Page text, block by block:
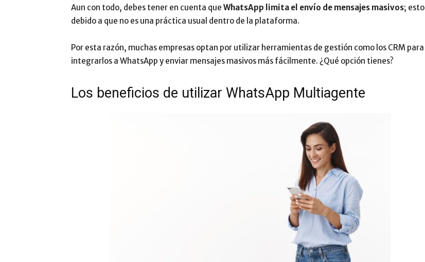
Aun con todo, debes tener en cuenta que WhatsApp limita el envío de mensajes masivos; esto
debido a que no es una práctica usual dentro de la plataforma.
Por esta razón, muchas empresas optan por utilizar herramientas de gestión como los CRM para
integrarlos a WhatsApp y enviar mensajes masivos más fácilmente. ¿Qué opción tienes?
Los beneficios de utilizar WhatsApp Multiagente